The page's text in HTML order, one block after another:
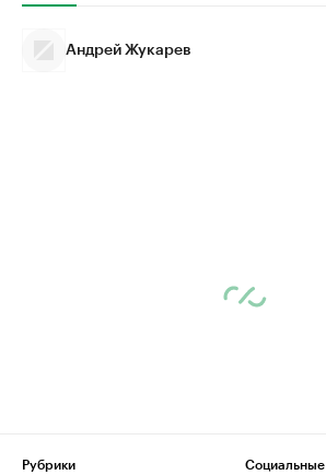
Андрей Жукарев
Рубрики
Социальные